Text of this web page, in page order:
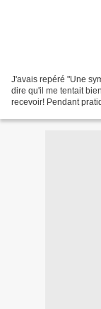
J'avais repéré "Une
dire qu'il me tentait
recevoir! Pendant